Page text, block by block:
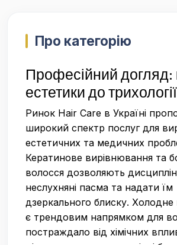
Про категорію
Професійний догляд:
естетики до трихології
Ринок Hair Care в Україні
широкий спектр послуг для
естетичних та медичних
Кератинове вирівнювання та
волосся дозволяють
неслухняні пасма та надати їм
дзеркального блиску. Холодне
є трендовим напрямком для
постраждало від хімічних